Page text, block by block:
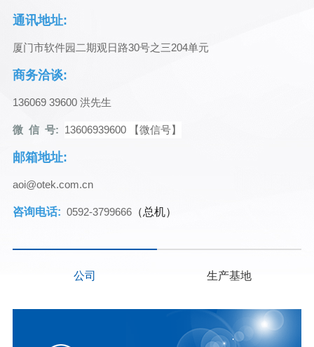
通讯地址:
厦门市软件园二期观日路30号之三204单元
商务洽谈:
136069 39600 洪先生
微 信 号: 13606939600 【微信号】
邮箱地址:
aoi@otek.com.cn
咨询电话: 0592-3799666（总机）
公司 生产基地